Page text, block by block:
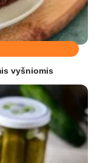
vyšniomis